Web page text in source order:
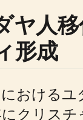
ヤ人
形成
おけるユ
クリスチ